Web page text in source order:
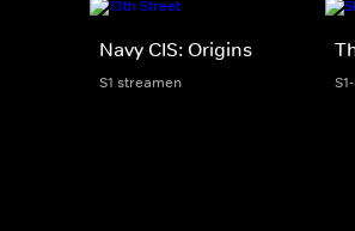
Navy CIS: Origins
S1 streamen